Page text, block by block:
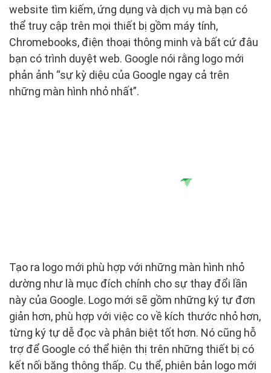
website tìm kiếm, ứng dụng và dịch vụ mà bạn có
thể truy cập trên mọi thiết bị gồm máy tính,
Chromebooks, điện thoại thông minh và bất cứ đâu
bạn có trình duyệt web. Google nói rằng logo mới
phản ảnh “sự kỳ diệu của Google ngay cả trên
những màn hình nhỏ nhất”.
Tạo ra logo mới phù hợp với những màn hình nhỏ
dường như là mục đích chính cho sự thay đổi lần
này của Google. Logo mới sẽ gồm những ký tự đơn
giản hơn, phù hợp với việc co về kích thước nhỏ hơn,
từng ký tự dễ đọc và phân biệt tốt hơn. Nó cũng hỗ
trợ để Google có thể hiện thị trên những thiết bị có
kết nối băng thông thấp. Cụ thể, phiên bản logo mới